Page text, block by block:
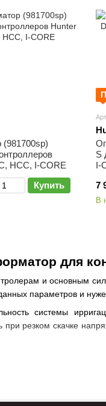
для
и основным
параметров и
системы
резком скачке
HCC, I-CORE
Купить
S
I-
7
В